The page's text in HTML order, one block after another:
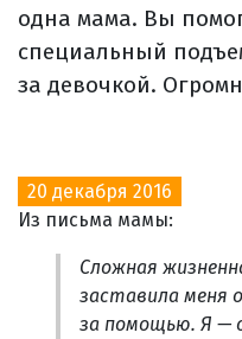
одна мама. Вы
специальный
за девочкой.
20 декабря 2016
Из письма мамы:
Сложная
заставила меня
за помощью. Я —